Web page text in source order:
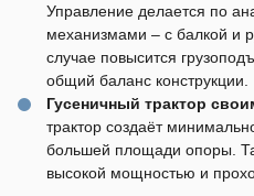
Управление делается по
механизмами – с балкой и
случае повысится
общий баланс конструкции.
Гусеничный трактор
трактор создаёт
большей площади опоры.
высокой мощностью и